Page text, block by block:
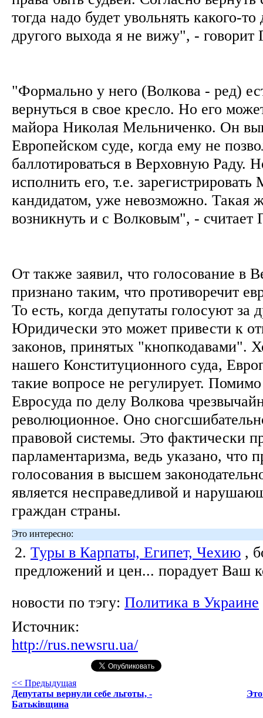
тогда надо будет увольнять какого-
другого выхода я не вижу", -
"Формально у него (Волкова - ред)
вернуться в свое кресло. Но его
майора Николая Мельниченко. Он
Европейском суде, когда ему не
баллотироваться в Верховную Раду.
исполнить его, т.е.
кандидатом, уже невозможно. Такая
возникнуть и с Волковым", - считает
От также заявил, что голосование в
признано таким, что противоречит
То есть, когда депутаты голосуют за
Юридически это может привести к
законов, принятых "кнопкодавами".
нашего Конституционного суда,
такие вопросе не регулирует.
Евросуда по делу Волкова
революционное. Оно
правовой системы. Это фактически
парламентаризма, ведь указано, что
голосования в высшем
является несправедливой и
граждан страны.
Это интересно:
2. Туры в Карпаты, Египет, Чехию ,
предложений и цен... порадует Ваш
новости по тэгу: Политика в Украине
Источник:
http://rus.newsru.ua/
<< Предыдущая
Депутаты вернули себе льготы, -
Батьківщина